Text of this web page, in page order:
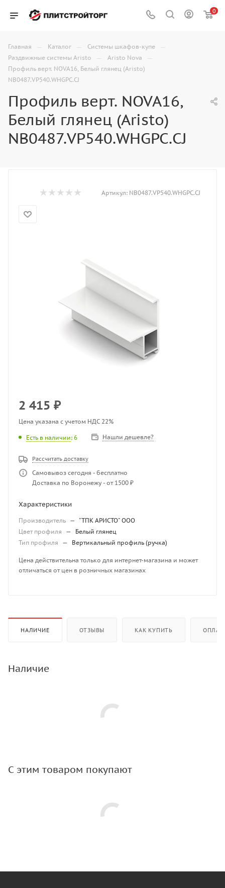
0
Главная — Каталог — Системы шкафов-купе —
Раздвижные системы Aristo — Aristo Nova —
Профиль верт. NOVA16, Белый глянец (Aristo)
NB0487.VP540.WHGPC.CJ
Профиль верт. NOVA16,
Белый глянец (Aristo)
NB0487.VP540.WHGPC.CJ
Артикул: NB0487.VP540.WHGPC.CJ
2 415 ₽
Цена указана с учетом НДС 22%
Есть в наличии: 6 Нашли дешевле?
Рассчитать доставку
Самовывоз сегодня - бесплатно
Доставка по Воронежу - от 1500 ₽
Характеристики
Производитель — "ТПК АРИСТО" ООО
Цвет профиля
—
Белый глянец
Тип профиля
— Вертикальный профиль (ручка)
Цена действительна только для интернет-магазина и может
отличаться от цен в розничных магазинах
НАЛИЧИЕ ОТЗЫВЫ КАК КУПИТЬ
Наличие
С этим товаром покупают